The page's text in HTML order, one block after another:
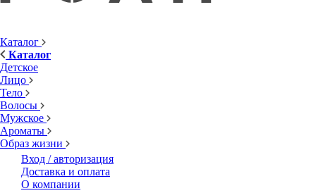
Каталог
Каталог
Детское
Лицо
Тело
Волосы
Мужское
Ароматы
Образ жизни
Вход / авторизация
Доставка и оплата
О компании